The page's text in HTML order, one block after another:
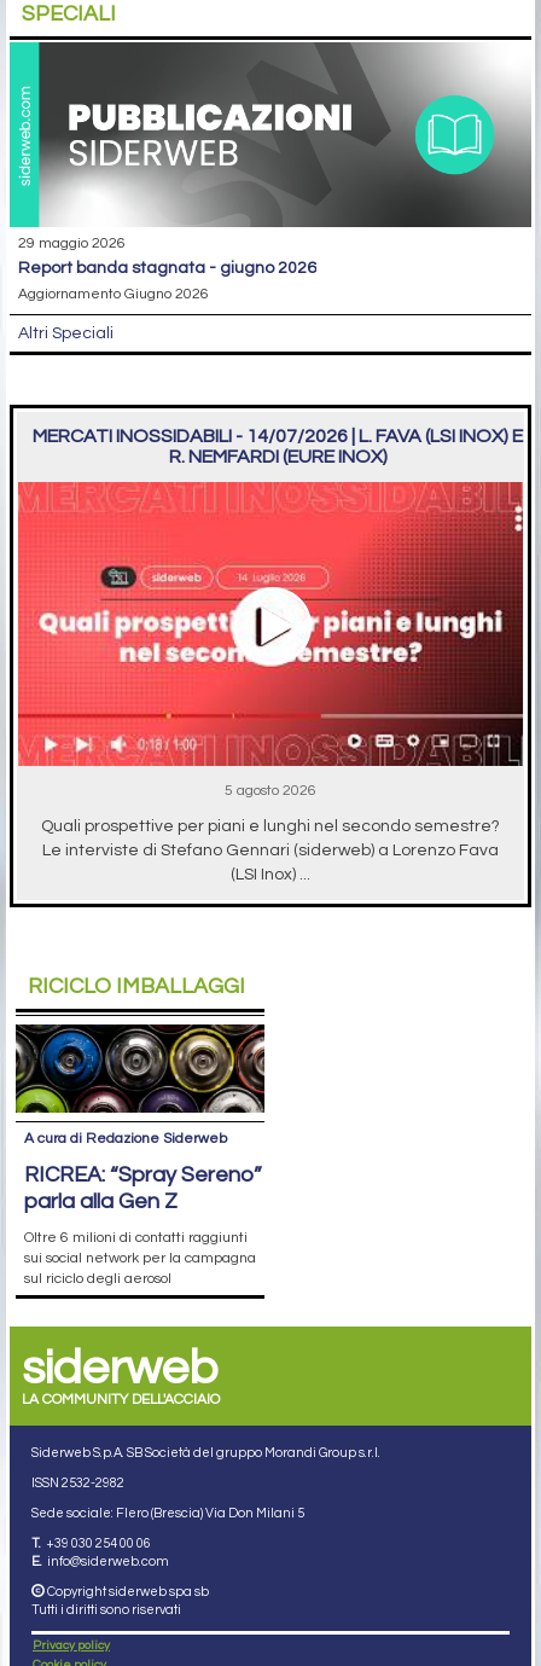
SPECIALI
29 maggio 2026
report banda stagnata - giugno 2026
Aggiornamento Giugno 2026
Altri Speciali
MERCATI INOSSIDABILI - 14/07/2026 | L. FAVA (LSI INOX) E
R. NEMFARDI (EURE INOX)
5 agosto 2026
Quali prospettive per piani e lunghi nel secondo semestre?
Le interviste di Stefano Gennari (siderweb) a Lorenzo Fava
(LSI Inox) ...
RICICLO IMBALLAGGI
A cura di Redazione Siderweb
RICREA: “Spray Sereno”
parla alla Gen Z
Oltre 6 milioni di contatti raggiunti
sui social network per la campagna
sul riciclo degli aerosol
siderweb
LA COMMUNITY DELL'ACCIAIO
Siderweb S.p.A. SB Società del gruppo Morandi Group s.r.l.
ISSN 2532-2982
Sede sociale: Flero (Brescia) Via Don Milani 5
T. +39 030 254 00 06
E. info@siderweb.com
Copyright siderweb spa sb
Tutti i diritti sono riservati
Privacy policy